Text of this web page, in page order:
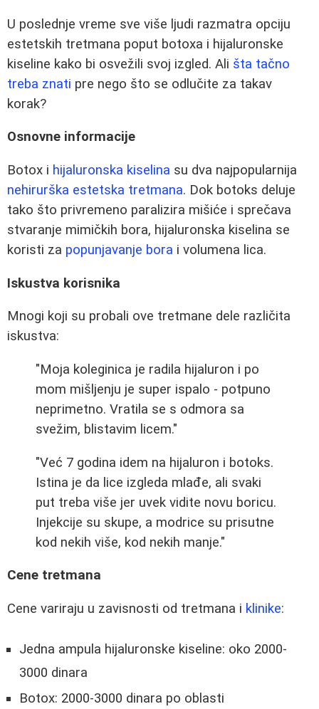
U poslednje vreme sve više ljudi razmatra opciju
estetskih tretmana poput botoxa i hijaluronske
kiseline kako bi osvežili svoj izgled. Ali šta tačno
treba znati pre nego što se odlučite za takav
korak?
Osnovne informacije
Botox i hijaluronska kiselina su dva najpopularnija
nehirurška estetska tretmana. Dok botoks deluje
tako što privremeno paralizira mišiće i sprečava
stvaranje mimičkih bora, hijaluronska kiselina se
koristi za popunjavanje bora i volumena lica.
Iskustva korisnika
Mnogi koji su probali ove tretmane dele različita
iskustva:
"Moja koleginica je radila hijaluron i po
mom mišljenju je super ispalo - potpuno
neprimetno. Vratila se s odmora sa
svežim, blistavim licem."
"Već 7 godina idem na hijaluron i botoks.
Istina je da lice izgleda mlađe, ali svaki
put treba više jer uvek vidite novu boricu.
Injekcije su skupe, a modrice su prisutne
kod nekih više, kod nekih manje."
Cene tretmana
Cene variraju u zavisnosti od tretmana i klinike:
Jedna ampula hijaluronske kiseline: oko 2000-
3000 dinara
Botox: 2000-3000 dinara po oblasti